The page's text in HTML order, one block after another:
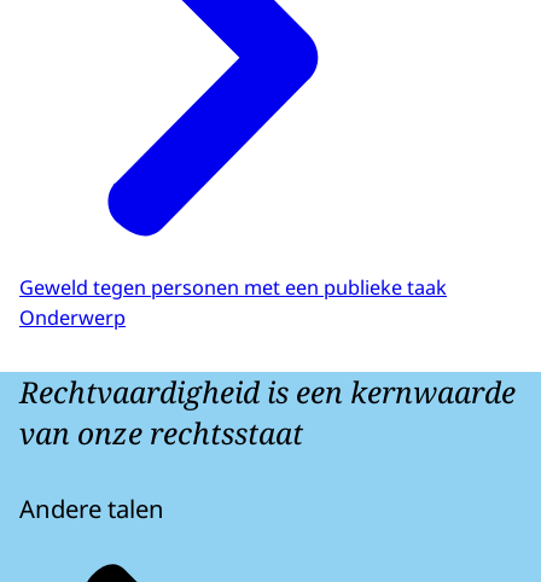
Geweld tegen personen met een publieke taak
Onderwerp
Rechtvaardigheid is een kernwaarde
van onze rechtsstaat
Andere talen